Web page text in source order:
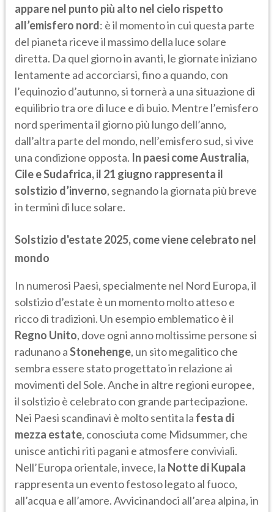
appare nel punto più alto nel cielo rispetto
all’emisfero nord: è il momento in cui questa parte
del pianeta riceve il massimo della luce solare
diretta. Da quel giorno in avanti, le giornate iniziano
lentamente ad accorciarsi, fino a quando, con
l’equinozio d’autunno, si tornerà a una situazione di
equilibrio tra ore di luce e di buio. Mentre l’emisfero
nord sperimenta il giorno più lungo dell’anno,
dall’altra parte del mondo, nell’emisfero sud, si vive
una condizione opposta. In paesi come Australia,
Cile e Sudafrica, il 21 giugno rappresenta il
solstizio d’inverno, segnando la giornata più breve
in termini di luce solare.
Solstizio d'estate 2025, come viene celebrato nel
mondo
In numerosi Paesi, specialmente nel Nord Europa, il
solstizio d’estate è un momento molto atteso e
ricco di tradizioni. Un esempio emblematico è il
Regno Unito, dove ogni anno moltissime persone si
radunano aStonehenge, un sito megalitico che
sembra essere stato progettato in relazione ai
movimenti del Sole. Anche in altre regioni europee,
il solstizio è celebrato con grande partecipazione.
Nei Paesi scandinavi è molto sentita la festa di
mezza estate, conosciuta come Midsummer, che
unisce antichi riti pagani e atmosfere conviviali.
Nell’Europa orientale, invece, la Notte di Kupala
rappresenta un evento festoso legato al fuoco,
all’acqua e all’amore. Avvicinandoci all’area alpina, in